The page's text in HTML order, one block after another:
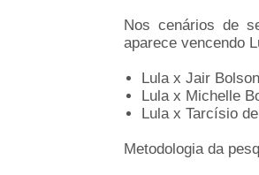
Nos cenários de
aparece vencendo
Lula x Jair
Lula x Michelle
Lula x Tarcísio
Metodologia da